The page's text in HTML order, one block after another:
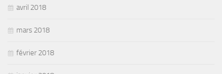
avril 2018
mars 2018
février 2018